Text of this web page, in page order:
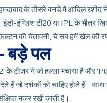
के तीसरे वनडे में आदिल रशीद
इंग्लिश टी20 या IPL के भीतर
की चेतावनी, ये सब हमें खेल की
बड़े पल
के टीजर ने जो हल्ला मचाया है और
जो दर्शकों को चाहिए होते हैं। साथ
नजर रखी जाती है।